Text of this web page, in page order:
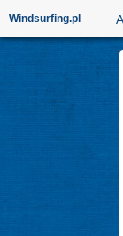
Windsurfing.pl